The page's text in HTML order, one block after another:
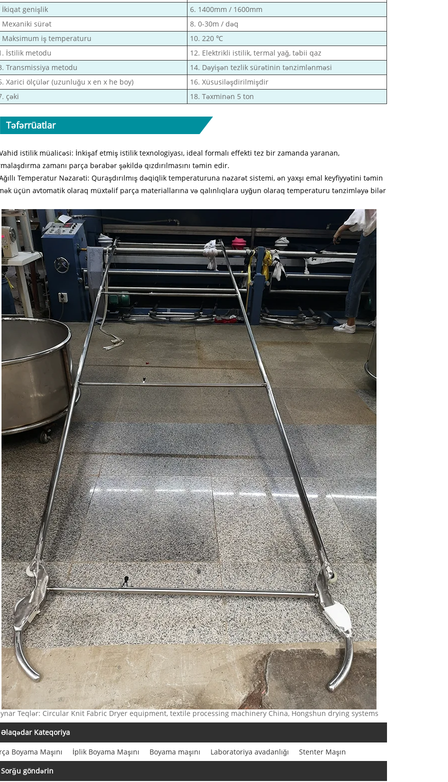
İkiqat genişlik
6. 1400mm / 1600mm
Mexaniki sürət
8. 0-30m / dəq
Maksimum iş temperaturu
10. 220 ℃
İstilik metodu
12. Elektrikli istilik, termal yağ, təbii qaz
Transmissiya metodu
14. Dəyişən tezlik sürətinin tənzimlənməsi
Xarici ölçülər (uzunluğu x en x he boy)
16. Xüsusiləşdirilmişdir
çəki
18. Təxminən 5 ton
Təfərrüatlar
istilik müalicəsi: İnkişaf etmiş istilik texnologiyası, ideal formalı effekti tez bir zamanda yaranan,
zamanı parça bərabər şəkildə qızdırılmasını təmin edir.
Temperatur Nəzarəti: Quraşdırılmış dəqiqlik temperaturuna nəzarət sistemi, ən yaxşı emal keyfiyyətini təmin
üçün avtomatik olaraq müxtəlif parça materiallarına və qalınlıqlara uyğun olaraq temperaturu tənzimləyə bilər
Teqlər: Circular Knit Fabric Dryer equipment, textile processing machinery China, Hongshun drying systems
Əlaqədar Kateqoriya
Boyama Maşını İplik Boyama Maşını Boyama maşını Laboratoriya avadanlığı
Stenter Maşın
Sorğu göndərin